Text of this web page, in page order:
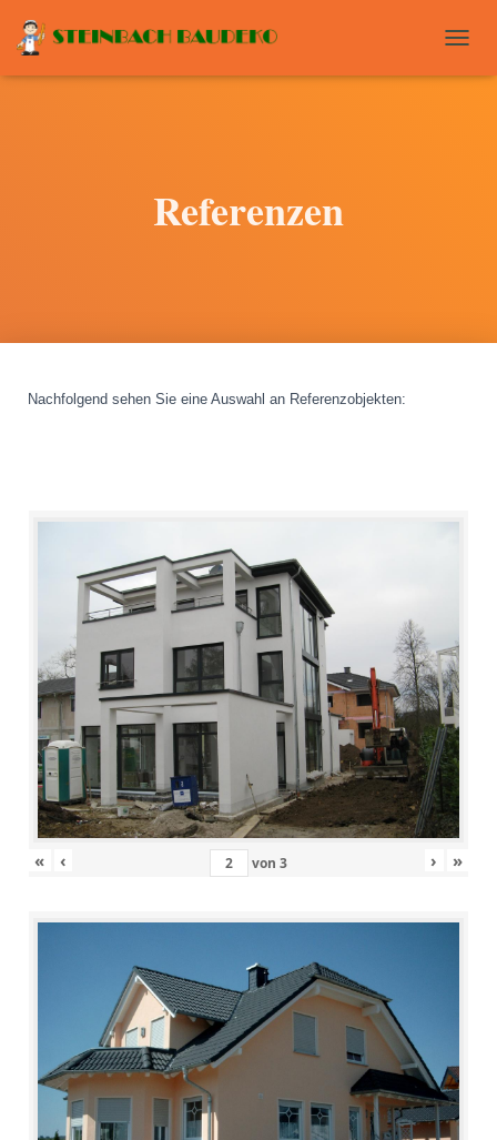
O
Referenzen
Nachfolgend sehen Sie eine Auswahl an Referenzobjekten:
« ‹ von 3 › »